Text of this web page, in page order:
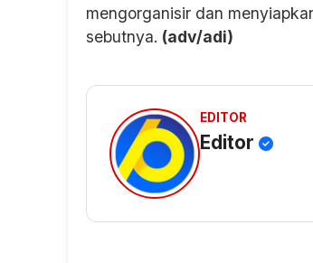
mengorganisir dan
sebutnya. (adv/adi)
EDITOR
Editor